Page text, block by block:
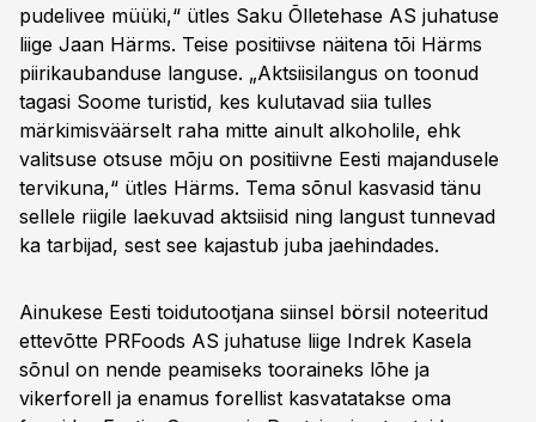
pudelivee müüki,“ ütles Saku Õlletehase AS juhatuse
liige Jaan Härms. Teise positiivse näitena tõi Härms
piirikaubanduse languse. „Aktsiisilangus on toonud
tagasi Soome turistid, kes kulutavad siia tulles
märkimisväärselt raha mitte ainult alkoholile, ehk
valitsuse otsuse mõju on positiivne Eesti majandusele
tervikuna,“ ütles Härms. Tema sõnul kasvasid tänu
sellele riigile laekuvad aktsiisid ning langust tunnevad
ka tarbijad, sest see kajastub juba jaehindades.
Ainukese Eesti toidutootjana siinsel börsil noteeritud
ettevõtte PRFoods AS juhatuse liige Indrek Kasela
sõnul on nende peamiseks tooraineks lõhe ja
vikerforell ja enamus forellist kasvatatakse oma